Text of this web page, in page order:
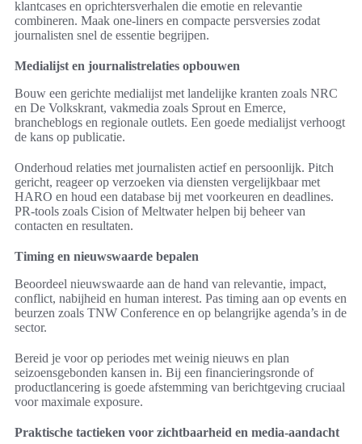
klantcases en oprichtersverhalen die emotie en relevantie
combineren. Maak one-liners en compacte persversies zodat
journalisten snel de essentie begrijpen.
Medialijst en journalistrelaties opbouwen
Bouw een gerichte medialijst met landelijke kranten zoals NRC
en De Volkskrant, vakmedia zoals Sprout en Emerce,
brancheblogs en regionale outlets. Een goede medialijst verhoogt
de kans op publicatie.
Onderhoud relaties met journalisten actief en persoonlijk. Pitch
gericht, reageer op verzoeken via diensten vergelijkbaar met
HARO en houd een database bij met voorkeuren en deadlines.
PR-tools zoals Cision of Meltwater helpen bij beheer van
contacten en resultaten.
Timing en nieuwswaarde bepalen
Beoordeel nieuwswaarde aan de hand van relevantie, impact,
conflict, nabijheid en human interest. Pas timing aan op events en
beurzen zoals TNW Conference en op belangrijke agenda’s in de
sector.
Bereid je voor op periodes met weinig nieuws en plan
seizoensgebonden kansen in. Bij een financieringsronde of
productlancering is goede afstemming van berichtgeving cruciaal
voor maximale exposure.
Praktische tactieken voor zichtbaarheid en media-aandacht